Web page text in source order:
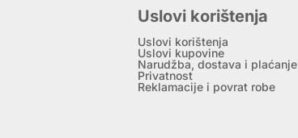
Uslovi korištenja
Uslovi korištenja
Uslovi kupovine
Narudžba, dostava i plaćanje
Privatnost
Reklamacije i povrat robe